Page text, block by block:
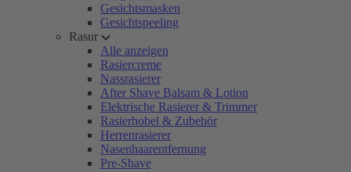
Gesichtsmasken
Gesichtspeeling
Rasur
Alle anzeigen
Rasiercreme
Nassrasierer
After Shave Balsam & Lotion
Elektrische Rasierer & Trimmer
Rasierhobel & Zubehör
Herrenrasierer
Nasenhaarentfernung
Pre-Shave